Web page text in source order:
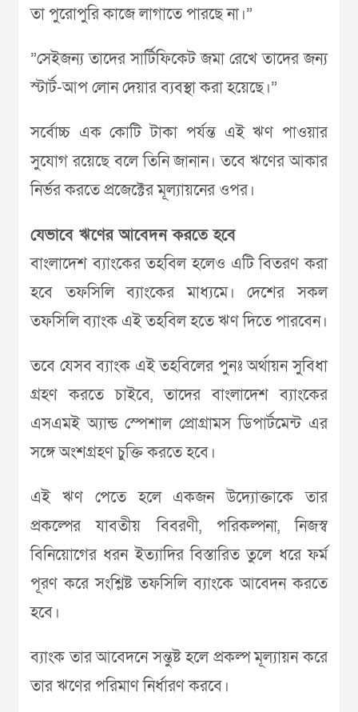
তা পুরোপুরি কাজে লাগাতে পারছে না।”
”সেইজন্য তাদের সার্টিফিকেট জমা রেখে তাদের জন্য
স্টার্ট-আপ লোন দেয়ার ব্যবস্থা করা হয়েছে।”
সর্বোচ্চ এক কোটি টাকা পর্যন্ত এই ঋণ পাওয়ার
সুযোগ রয়েছে বলে তিনি জানান। তবে ঋণের আকার
নির্ভর করতে প্রজেক্টের মূল্যায়নের ওপর।
যেভাবে ঋণের আবেদন করতে হবে
বাংলাদেশ ব্যাংকের তহবিল হলেও এটি বিতরণ করা
হবে তফসিলি ব্যাংকের মাধ্যমে। দেশের সকল
তফসিলি ব্যাংক এই তহবিল হতে ঋণ দিতে পারবেন।
তবে যেসব ব্যাংক এই তহবিলের পুনঃ অর্থায়ন সুবিধা
গ্রহণ করতে চাইবে, তাদের বাংলাদেশ ব্যাংকের
এসএমই অ্যান্ড স্পেশাল প্রোগ্রামস ডিপার্টমেন্ট এর
সঙ্গে অংশগ্রহণ চুক্তি করতে হবে।
এই ঋণ পেতে হলে একজন উদ্যোক্তাকে তার
প্রকল্পের যাবতীয় বিবরণী, পরিকল্পনা, নিজস্ব
বিনিয়োগের ধরন ইত্যাদির বিস্তারিত তুলে ধরে ফর্ম
পূরণ করে সংশ্লিষ্ট তফসিলি ব্যাংকে আবেদন করতে
হবে।
ব্যাংক তার আবেদনে সন্তুষ্ট হলে প্রকল্প মূল্যায়ন করে
তার ঋণের পরিমাণ নির্ধারণ করবে।